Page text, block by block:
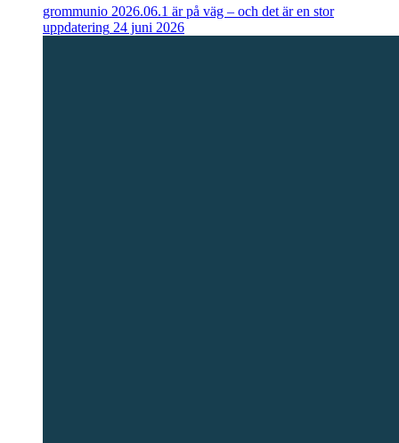
grommunio 2026.06.1 är på väg – och det är en stor
uppdatering 24 juni 2026